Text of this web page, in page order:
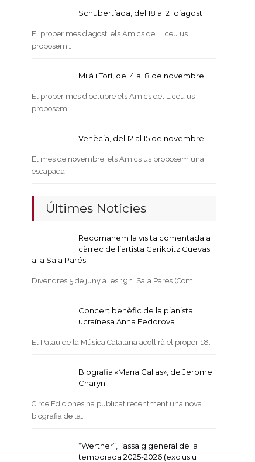
Schubertíada, del 18 al 21 d’agost
El proper mes d’agost, els Amics del Liceu us
proposem…
Milà i Torí, del 4 al 8 de novembre
El proper mes d'octubre els Amics del Liceu us
proposem…
Venècia, del 12 al 15 de novembre
El mes de novembre, els Amics us proposem una
escapada…
Últimes Notícies
Recomanem la visita comentada a
càrrec de l’artista Garikoitz Cuevas
a la Sala Parés
Divendres 5 de juny a les 19h Sala Parés (Com…
Concert benèfic de la pianista
ucraïnesa Anna Fedorova
El Palau de la Música Catalana acollirà el proper 18…
Biografia «Maria Callas», de Jerome
Charyn
Circe Ediciones ha publicat recentment una nova
biografia de la…
“Werther”, l’assaig general de la
temporada 2025-2026 (exclusiu